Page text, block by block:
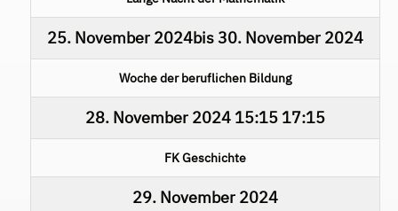
25. November 2024bis30. November 2024
Woche der beruflichen Bildung
28. November 2024 15:15 17:15
FK Geschichte
29. November 2024